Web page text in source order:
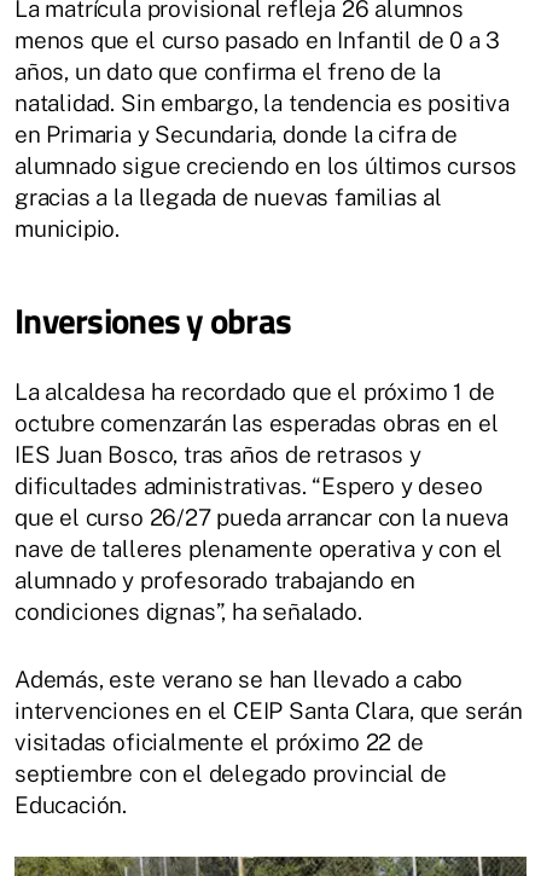
La matrícula provisional refleja 26 alumnos
menos que el curso pasado en Infantil de 0 a 3
años, un dato que confirma el freno de la
natalidad. Sin embargo, la tendencia es positiva
en Primaria y Secundaria, donde la cifra de
alumnado sigue creciendo en los últimos cursos
gracias a la llegada de nuevas familias al
municipio.
Inversiones y obras
La alcaldesa ha recordado que el próximo 1 de
octubre comenzarán las esperadas obras en el
IES Juan Bosco, tras años de retrasos y
dificultades administrativas. “Espero y deseo
que el curso 26/27 pueda arrancar con la nueva
nave de talleres plenamente operativa y con el
alumnado y profesorado trabajando en
condiciones dignas”, ha señalado.
Además, este verano se han llevado a cabo
intervenciones en el CEIP Santa Clara, que serán
visitadas oficialmente el próximo 22 de
septiembre con el delegado provincial de
Educación.